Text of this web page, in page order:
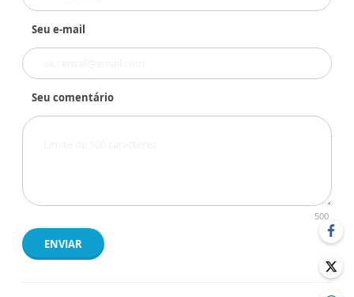
Seu e-mail
Seu comentário
500
ENVIAR